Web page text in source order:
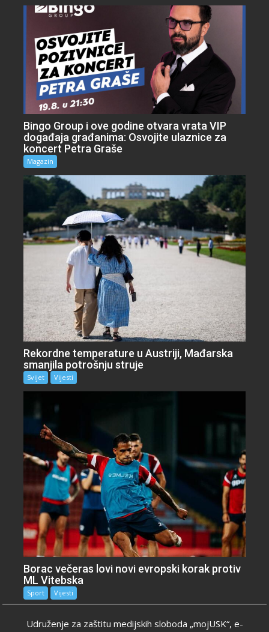
Bingo Group i ove godine otvara vrata VIP
događaja građanima: Osvojite ulaznice za
koncert Petra Graše
Magazin
Rekordne temperature u Austriji, Mađarska
smanjila potrošnju struje
Svijet Vijesti
Borac večeras lovi novi evropski korak protiv
ML Vitebska
Sport Vijesti
Udruženje za zaštitu medijskih sloboda „mojUSK“, e-